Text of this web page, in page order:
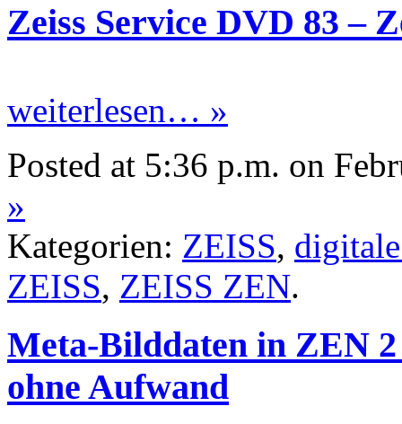
Zeiss Service DVD 83 –
weiterlesen… »
Posted at 5:36 p.m. on
»
Kategorien: ZEISS,
ZEISS, ZEISS ZEN.
Meta-Bilddaten in ZEN
ohne Aufwand